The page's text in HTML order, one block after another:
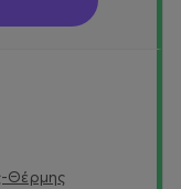
Θέρμης